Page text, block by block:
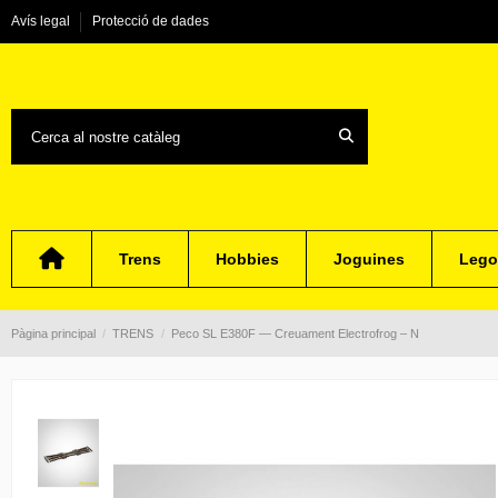
Avís legal Protecció de dades
Trens Hobbies Joguines Lego
Pàgina principal TRENS Peco SL E380F — Creuament Electrofrog – N